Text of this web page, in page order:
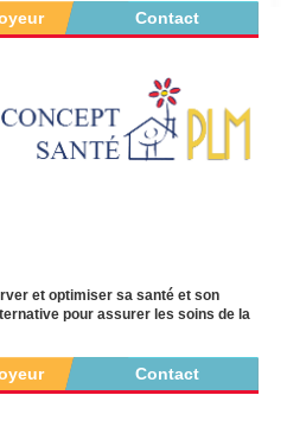
Contact
et optimiser sa santé et son
pour assurer les soins de la
Contact